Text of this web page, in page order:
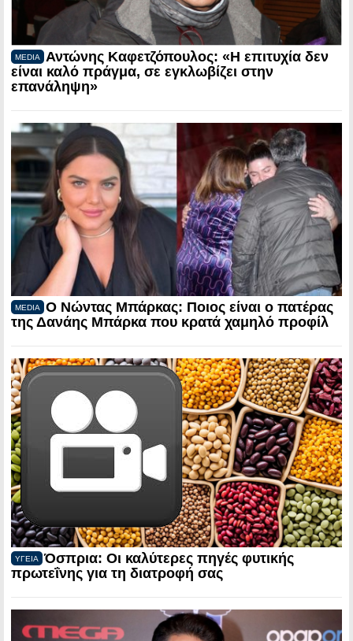
MEDIA
Αντώνης Καφετζόπουλος: «Η επιτυχία δεν
είναι καλό πράγμα, σε εγκλωβίζει στην
επανάληψη»
MEDIA
Ο Νώντας Μπάρκας: Ποιος είναι ο πατέρας
της Δανάης Μπάρκα που κρατά χαμηλό προφίλ
ΥΓΕΙΑ
Όσπρια: Οι καλύτερες πηγές φυτικής
πρωτεΐνης για τη διατροφή σας